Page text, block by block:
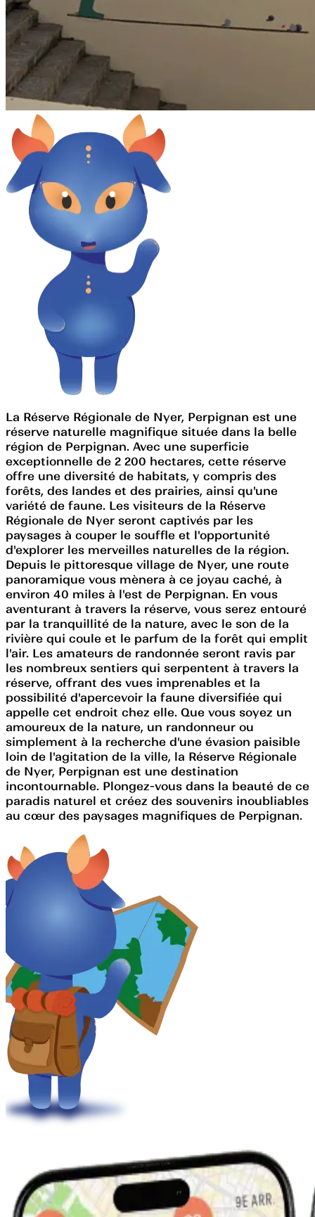
La Réserve Régionale de Nyer, Perpignan est une
réserve naturelle magnifique située dans la belle
région de Perpignan. Avec une superficie
exceptionnelle de 2 200 hectares, cette réserve
offre une diversité de habitats, y compris des
forêts, des landes et des prairies, ainsi qu'une
variété de faune. Les visiteurs de la Réserve
Régionale de Nyer seront captivés par les
paysages à couper le souffle et l'opportunité
d'explorer les merveilles naturelles de la région.
Depuis le pittoresque village de Nyer, une route
panoramique vous mènera à ce joyau caché, à
environ 40 miles à l'est de Perpignan. En vous
aventurant à travers la réserve, vous serez entouré
par la tranquillité de la nature, avec le son de la
rivière qui coule et le parfum de la forêt qui emplit
l'air. Les amateurs de randonnée seront ravis par
les nombreux sentiers qui serpentent à travers la
réserve, offrant des vues imprenables et la
possibilité d'apercevoir la faune diversifiée qui
appelle cet endroit chez elle. Que vous soyez un
amoureux de la nature, un randonneur ou
simplement à la recherche d'une évasion paisible
loin de l'agitation de la ville, la Réserve Régionale
de Nyer, Perpignan est une destination
incontournable. Plongez-vous dans la beauté de ce
paradis naturel et créez des souvenirs inoubliables
au cœur des paysages magnifiques de Perpignan.